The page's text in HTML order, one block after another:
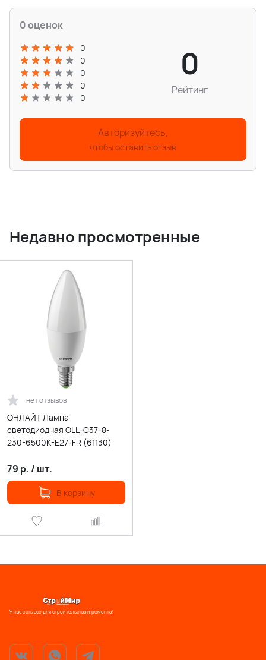
0 оценок
0
0
0
0
0
0
Рейтинг
Авторизуйтесь,
чтобы оставить отзыв
Недавно просмотренные
нет отзывов
ОНЛАЙТ Лампа
светодиодная OLL-C37-8-
230-6500K-E27-FR (61130)
79 р. / шт.
В корзину
У нас есть все для строительства и ремонта!